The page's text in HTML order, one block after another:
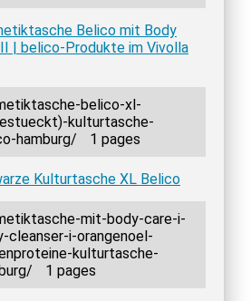
Belico mit Body
| belico-Produkte im Vivolla
belico-xl-
kulturtasche-
hamburg/
1 pages
Kulturtasche XL Belico
mit-body-care-i-
cleanser-i-orangenoel-
kulturtasche-
1 pages